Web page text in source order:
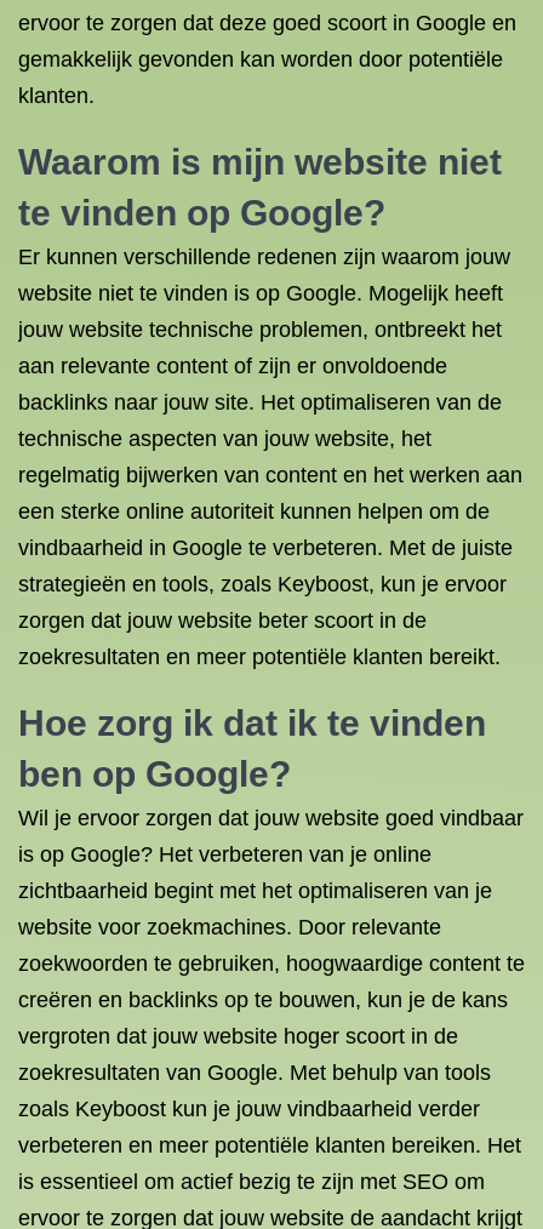
ervoor te zorgen dat deze goed scoort in Google en
gemakkelijk gevonden kan worden door potentiële
klanten.
Waarom is mijn website niet
te vinden op Google?
Er kunnen verschillende redenen zijn waarom jouw
website niet te vinden is op Google. Mogelijk heeft
jouw website technische problemen, ontbreekt het
aan relevante content of zijn er onvoldoende
backlinks naar jouw site. Het optimaliseren van de
technische aspecten van jouw website, het
regelmatig bijwerken van content en het werken aan
een sterke online autoriteit kunnen helpen om de
vindbaarheid in Google te verbeteren. Met de juiste
strategieën en tools, zoals Keyboost, kun je ervoor
zorgen dat jouw website beter scoort in de
zoekresultaten en meer potentiële klanten bereikt.
Hoe zorg ik dat ik te vinden
ben op Google?
Wil je ervoor zorgen dat jouw website goed vindbaar
is op Google? Het verbeteren van je online
zichtbaarheid begint met het optimaliseren van je
website voor zoekmachines. Door relevante
zoekwoorden te gebruiken, hoogwaardige content te
creëren en backlinks op te bouwen, kun je de kans
vergroten dat jouw website hoger scoort in de
zoekresultaten van Google. Met behulp van tools
zoals Keyboost kun je jouw vindbaarheid verder
verbeteren en meer potentiële klanten bereiken. Het
is essentieel om actief bezig te zijn met SEO om
ervoor te zorgen dat jouw website de aandacht krijgt